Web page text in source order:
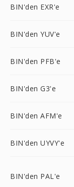
BIN'den EXR'e
BIN'den YUV'e
BIN'den PFB'e
BIN'den G3'e
BIN'den AFM'e
BIN'den UYVY'e
BIN'den PAL'e